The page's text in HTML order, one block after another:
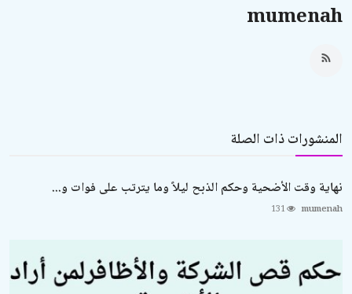
mumenah
المنشورات ذات الصلة
نهاية وقت الأضحية وحكم الذبح ليلاً وما يترتب على فوات و...
mumenah